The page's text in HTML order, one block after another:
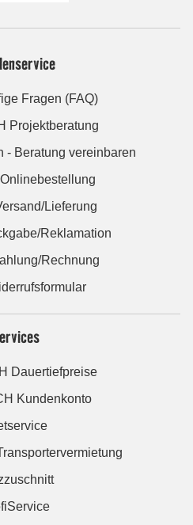
Fragen (FAQ)
Projektberatung
- Beratung vereinbaren
Lieferung
Reklamation
Rechnung
Dauertiefpreise
Kundenkonto